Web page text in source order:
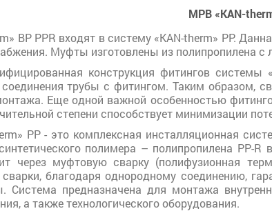
МРВ «KAN-
ВР PPR входят в систему «KAN-therm» PP.
Муфты изготовлены из полипропилена
конструкция фитингов системы
трубы с фитингом. Таким образом,
Еще одной важной особенностью
степени способствует минимизации
PP - это комплексная инсталляционная
полимера – полипропилена PP-
через муфтовую сварку (полифузионная
сварки, благодаря однородному соединению,
Система предназначена для монтажа
а также технологического оборудования.